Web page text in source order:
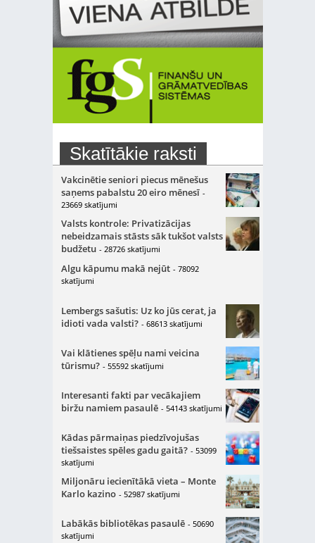
Skatītākie raksti
Vakcinētie seniori piecus mēnešus
saņems pabalstu 20 eiro mēnesī -
23669 skatījumi
Valsts kontrole: Privatizācijas
nebeidzamais stāsts sāk tukšot valsts
budžetu - 28726 skatījumi
Algu kāpumu makā nejūt - 78092
skatījumi
Lembergs sašutis: Uz ko jūs cerat, ja
idioti vada valsti? - 68613 skatījumi
Vai klātienes spēļu nami veicina
tūrismu? - 55592 skatījumi
Interesanti fakti par vecākajiem
biržu namiem pasaulē - 54143 skatījumi
Kādas pārmaiņas piedzīvojušas
tiešsaistes spēles gadu gaitā? - 53099
skatījumi
Miljonāru iecienītākā vieta – Monte
Karlo kazino - 52987 skatījumi
Labākās bibliotēkas pasaulē - 50690
skatījumi